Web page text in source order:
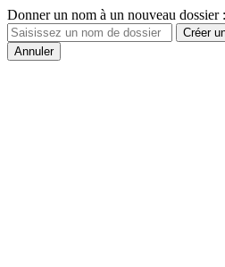
Donner un nom à un nouveau dossier :
Créer
Annuler